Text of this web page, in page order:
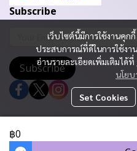
฿0
เว็บไซต์นี้มีการใช้งานคุ
ประสบการณ์ที่ดีในการใช้งา
อ่านรายละเอียดเพิ่มเติมได้ที่
นโย
Set Cookies
Subscribe
Subscribe
Today